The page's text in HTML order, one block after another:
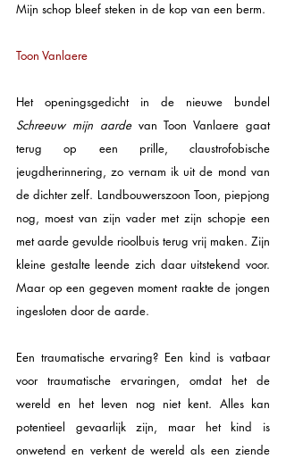
Mijn schop bleef steken in de kop van een berm.
Toon Vanlaere
Schreeuw mijn aarde van Toon Vanlaere gaat
terug op een prille, claustrofobische
jeugdherinnering, zo vernam ik uit de mond van
de dichter zelf. Landbouwerszoon Toon, piepjong
nog, moest van zijn vader met zijn schopje een
met aarde gevulde rioolbuis terug vrij maken. Zijn
kleine gestalte leende zich daar uitstekend voor.
Maar op een gegeven moment raakte de jongen
ingesloten door de aarde.
Een traumatische ervaring? Een kind is vatbaar
voor traumatische ervaringen, omdat het de
wereld en het leven nog niet kent. Alles kan
potentieel gevaarlijk zijn, maar het kind is
onwetend en verkent de wereld als een ziende